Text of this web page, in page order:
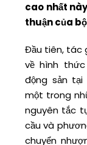
cao nhất
thuận của
Đầu tiên, tác
về hình
động sản
một trong
nguyên tắc
cầu và
chuyển